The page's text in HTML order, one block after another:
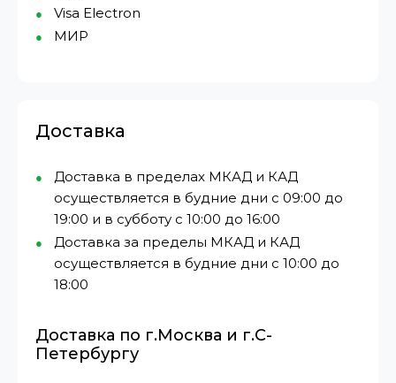
Visa Electron
МИР⁠
Доставка
Доставка в пределах МКАД и КАД
осуществляется в будние дни с 09:00 до
19:00 и в субботу с 10:00 до 16:00
Доставка за пределы МКАД и КАД
осуществляется в будние дни с 10:00 до
18:00
Доставка по г.Москва и г.С-
Петербургу